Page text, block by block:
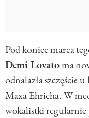
Pod koniec marca
Demi Lovatoma
odnalazła szczęście
Maxa Ehricha. W
wokalistki regularnie